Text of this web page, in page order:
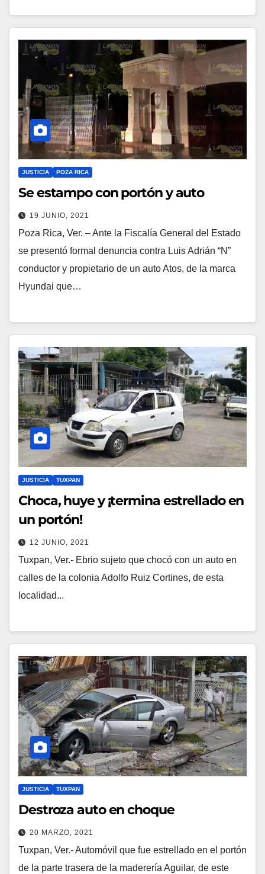
JUSTICIA POZA RICA
Se estampo con portón y auto
19 JUNIO, 2021
Poza Rica, Ver. – Ante la Fiscalía General del Estado
se presentó formal denuncia contra Luis Adrián “N”
conductor y propietario de un auto Atos, de la marca
Hyundai que…
JUSTICIA TUXPAN
Choca, huye y ¡termina estrellado en
un portón!
12 JUNIO, 2021
Tuxpan, Ver.- Ebrio sujeto que chocó con un auto en
calles de la colonia Adolfo Ruiz Cortines, de esta
localidad...
JUSTICIA TUXPAN
Destroza auto en choque
20 MARZO, 2021
Tuxpan, Ver.- Automóvil que fue estrellado en el portón
de la parte trasera de la maderería Aguilar, de este